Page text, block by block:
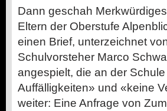
Dann geschah
Eltern der Oberstufe
einen Brief, unterzeichnet
Schulvorsteher Marco
angespielt, die an der
Auffälligkeiten» und «keine
weiter: Eine Anfrage von